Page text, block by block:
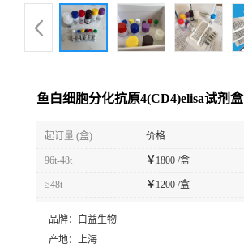
鱼白细胞分化抗原4(CD4)elisa试剂盒
起订量 (盒) 价格
96t-48t ￥ 1800 /盒
≥48t ￥ 1200 /盒
品牌：
白益生物
产地： 上海